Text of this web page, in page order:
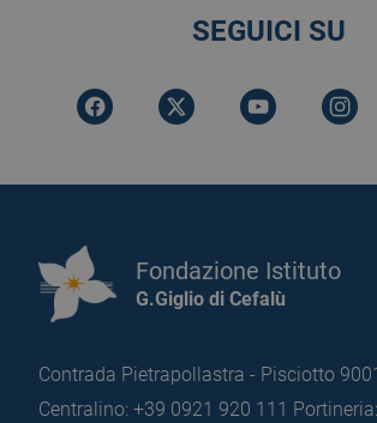
SEGUICI SU
Fondazione Istituto
G.Giglio di Cefalù
Contrada Pietrapollastra - Pisciotto
Centralino: +39 0921 920 111